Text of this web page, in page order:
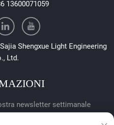
13600071059
Shengxue Light Engineering
Ltd.
newsletter settimanale